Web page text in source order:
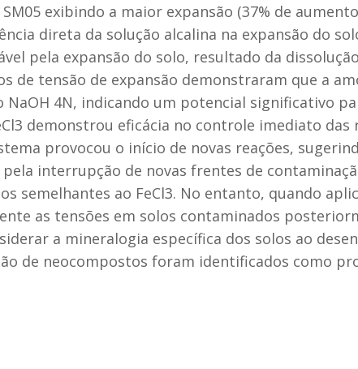
exibindo a maior expansão (37% de
direta da solução alcalina na expansão do
pela expansão do solo, resultado da
de tensão de expansão demonstraram que a
4N, indicando um potencial significativo
demonstrou eficácia no controle imediato das
provocou o início de novas reações,
interrupção de novas frentes de
semelhantes ao FeCl3. No entanto, quando
as tensões em solos contaminados
a mineralogia específica dos solos ao
de neocompostos foram identificados como